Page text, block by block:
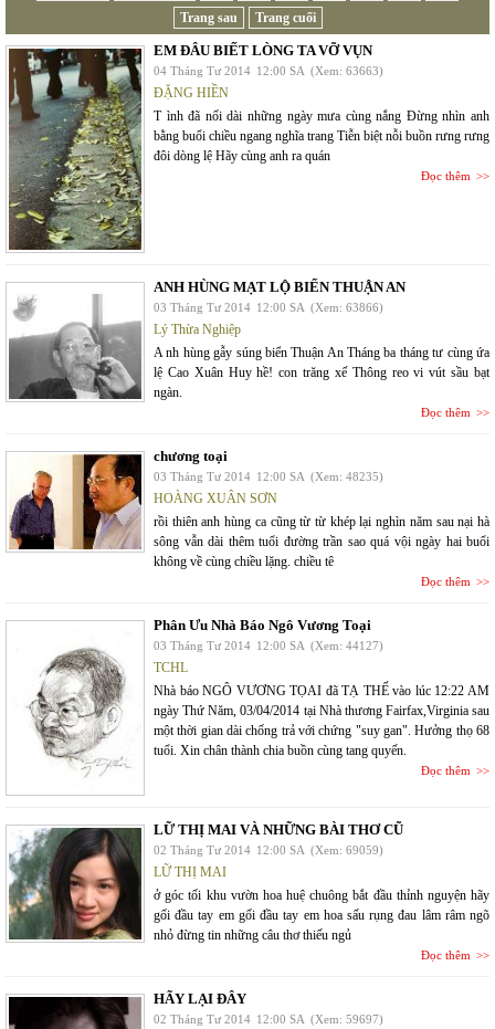
Trang sau
Trang cuối
EM ĐÂU BIẾT LÒNG TA VỠ VỤN
04 Tháng Tư 2014 12:00 SA (Xem: 63663)
ĐẶNG HIỀN
T ình đã nối dài những ngày mưa cùng nắng Đừng nhìn anh
bằng buổi chiều ngang nghĩa trang Tiễn biệt nỗi buồn rưng rưng
đôi dòng lệ Hãy cùng anh ra quán
Đọc thêm
ANH HÙNG MẠT LỘ BIỂN THUẬN AN
03 Tháng Tư 2014 12:00 SA (Xem: 63866)
Lý Thừa Nghiệp
A nh hùng gẫy súng biển Thuận An Tháng ba tháng tư cùng ứa
lệ Cao Xuân Huy hề! con trăng xế Thông reo vi vút sầu bạt
ngàn.
Đọc thêm
chương toại
03 Tháng Tư 2014 12:00 SA (Xem: 48235)
HOÀNG XUÂN SƠN
rồi thiên anh hùng ca cũng từ từ khép lại nghìn năm sau nại hà
sông vẫn dài thêm tuổi đường trần sao quá vội ngày hai buổi
không về cùng chiều lặng. chiều tê
Đọc thêm
Phân Ưu Nhà Báo Ngô Vương Toại
03 Tháng Tư 2014 12:00 SA (Xem: 44127)
TCHL
Nhà báo NGÔ VƯƠNG TỌAI đã TẠ THẾ vào lúc 12:22 AM
ngày Thứ Năm, 03/04/2014 tại Nhà thương Fairfax,Virginia sau
một thời gian dài chống trả với chứng "suy gan". Hưởng thọ 68
tuổi. Xin chân thành chia buồn cùng tang quyến.
Đọc thêm
LỮ THỊ MAI VÀ NHỮNG BÀI THƠ CŨ
02 Tháng Tư 2014 12:00 SA (Xem: 69059)
LỮ THỊ MAI
ở góc tối khu vườn hoa huệ chuông bắt đầu thỉnh nguyện hãy
gối đầu tay em gối đầu tay em hoa sấu rụng đau lâm râm ngõ
nhỏ đừng tin những câu thơ thiếu ngủ
Đọc thêm
HÃY LẠI ĐÂY
02 Tháng Tư 2014 12:00 SA (Xem: 59697)